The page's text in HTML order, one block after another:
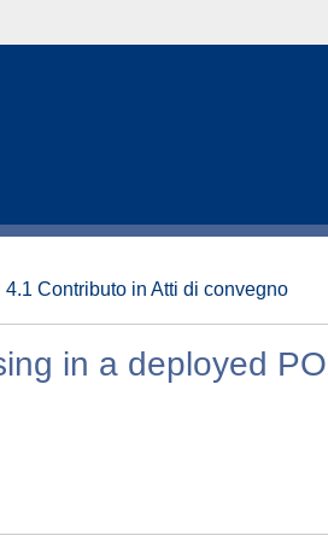
4.1 Contributo in Atti di convegno
in a deployed